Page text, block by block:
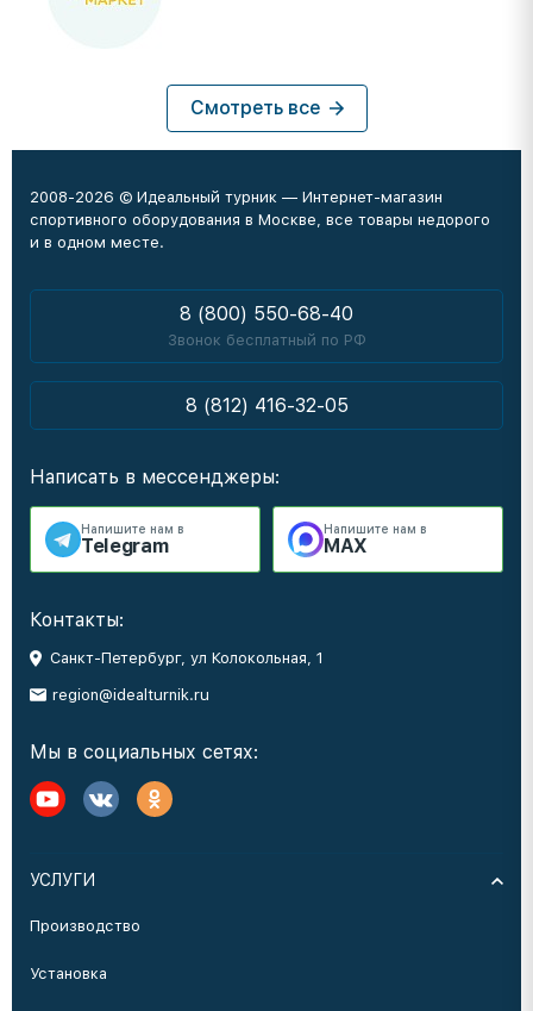
Смотреть все
2008-2026 © Идеальный турник — Интернет-магазин
спортивного оборудования в Москве, все товары недорого
и в одном месте.
8 (800) 550-68-40
Звонок бесплатный по РФ
8 (812) 416-32-05
Написать в мессенджеры:
Напишите нам в
Telegram
Напишите нам в
MAX
Контакты:
Санкт-Петербург, ул Колокольная, 1
region@idealturnik.ru
Мы в социальных сетях:
УСЛУГИ
Производство
Установка